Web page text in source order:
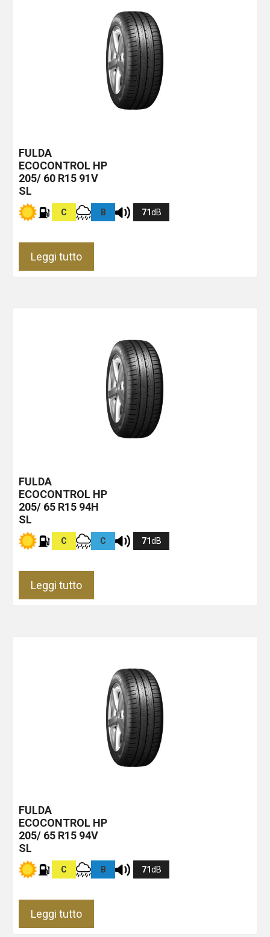
FULDA
ECOCONTROL HP
205/ 60 R15 91V
SL
C B 71dB
Leggi tutto
FULDA
ECOCONTROL HP
205/ 65 R15 94H
SL
C C 71dB
Leggi tutto
FULDA
ECOCONTROL HP
205/ 65 R15 94V
SL
C B 71dB
Leggi tutto